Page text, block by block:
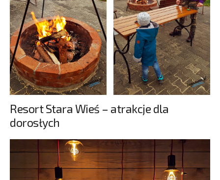
Resort Stara Wieś – atrakcje dla
dorosłych